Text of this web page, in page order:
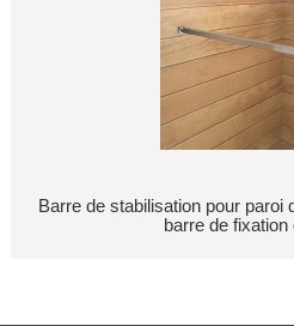
Barre de stabilisation pour paroi
barre de